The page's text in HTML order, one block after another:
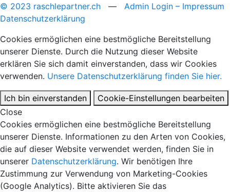
© 2023 raschlepartner.ch — Admin Login – Impressum
Datenschutzerklärung
Cookies ermöglichen eine bestmögliche Bereitstellung
unserer Dienste. Durch die Nutzung dieser Website
erklären Sie sich damit einverstanden, dass wir Cookies
verwenden. Unsere Datenschutzerklärung finden Sie hier.
Ich bin einverstanden
Cookie-Einstellungen bearbeiten
Close
Cookies ermöglichen eine bestmögliche Bereitstellung
unserer Dienste. Informationen zu den Arten von Cookies,
die auf dieser Website verwendet werden, finden Sie in
unserer Datenschutzerklärung. Wir benötigen Ihre
Zustimmung zur Verwendung von Marketing-Cookies
(Google Analytics). Bitte aktivieren Sie das